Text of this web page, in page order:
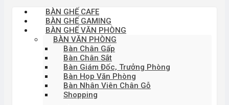
BÀN GHẾ CAFE
BÀN GHẾ GAMING
BÀN GHẾ VĂN PHÒNG
BÀN VĂN PHÒNG
Bàn Chân Gấp
Bàn Chân Sắt
Bàn Giám Đốc, Trưởng Phòng
Bàn Họp Văn Phòng
Bàn Nhân Viên Chân Gỗ
Shopping